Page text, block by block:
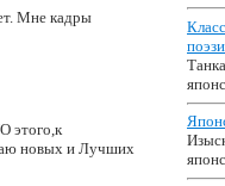
Мне кадры
этого,к
новых и Лучших